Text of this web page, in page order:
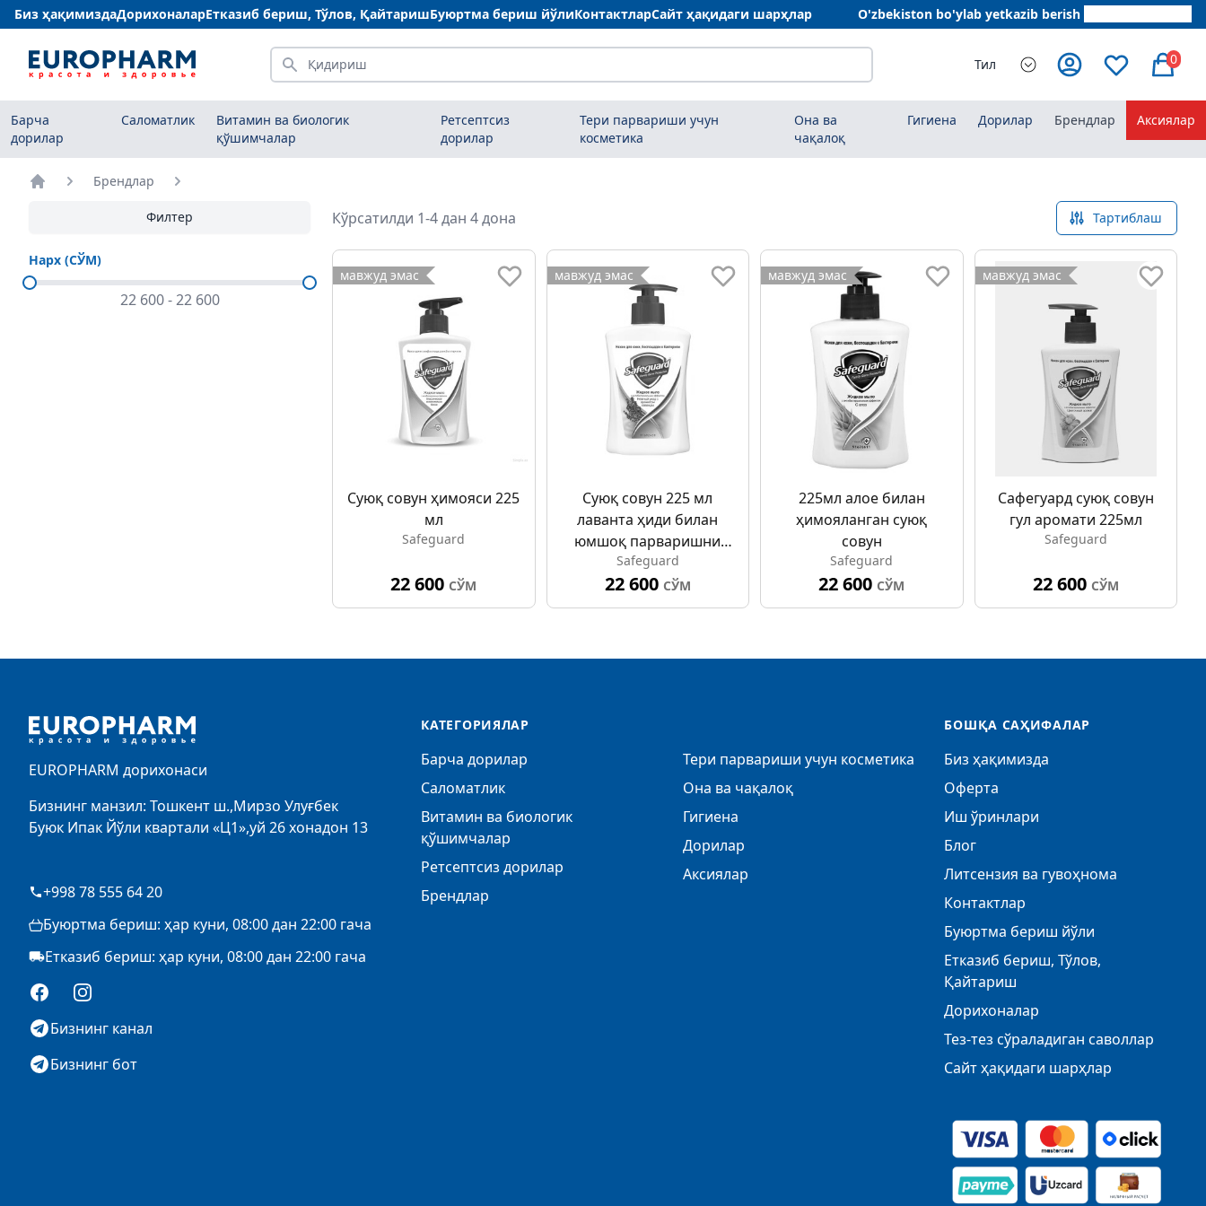
Биз ҳақимиздаДорихоналарЕтказиб бериш, Тўлов, ҚайтаришБуюртма бериш йўлиКонтактларСайт ҳақидаги шарҳлар O'zbekiston bo'ylab yetkazib berish
Қидириш Тил 0
Барча
дорилар
Саломатлик
Витамин ва биологик
қўшимчалар
Ретсептсиз
дорилар
Тери парвариши учун
косметика
Она ва
чақалоқ
Гигиена Дорилар Брендлар Аксиялар
Брендлар
Филтер
Нарх (СЎМ)
22 600-22 600
Кўрсатилди 1-4 дан 4 дона Тартиблаш
мавжуд эмас
Суюқ совун ҳимояси 225
мл
Safeguard
22 600 СЎМ
мавжуд эмас
Суюқ совун 225 мл
лаванта ҳиди билан
юмшоқ парваришни
ҳимоя қилади
Safeguard
22 600 СЎМ
мавжуд эмас
225мл алое билан
ҳимояланган суюқ
совун
Safeguard
22 600 СЎМ
мавжуд эмас
Сафегуард суюқ совун
гул аромати 225мл
Safeguard
22 600 СЎМ
EUROPHARM дорихонаси
Бизнинг манзил: Тошкент ш.,Мирзо Улуғбек
Буюк Ипак Йўли квартали «Ц1»,уй 26 хонадон 13
+998 78 555 64 20
Буюртма бериш: ҳар куни, 08:00 дан 22:00 гача
Етказиб бериш: ҳар куни, 08:00 дан 22:00 гача
FacebookInstagram
Бизнинг канал
Бизнинг бот
КАТЕГОРИЯЛАР
Барча дорилар
Саломатлик
Витамин ва биологик
қўшимчалар
Ретсептсиз дорилар
Брендлар
Тери парвариши учун косметика
Она ва чақалоқ
Гигиена
Дорилар
Аксиялар
БОШҚА САҲИФАЛАР
Биз ҳақимизда
Оферта
Иш ўринлари
Блог
Литсензия ва гувоҳнома
Контактлар
Буюртма бериш йўли
Етказиб бериш, Тўлов,
Қайтариш
Дорихоналар
Тез-тез сўраладиган саволлар
Сайт ҳақидаги шарҳлар